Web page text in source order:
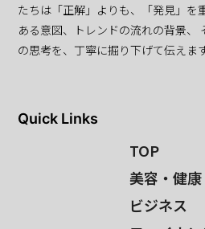
たちは「正解」よりも、「発見」を
ある意図、トレンドの流れの背景、
の思考を、丁寧に掘り下げて伝えます
Quick Links
TOP
美容・健康
ビジネス